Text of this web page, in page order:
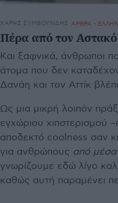
ΧΆΡΗΣ ΣΥΜΒΟΥΛΊΔΗΣ ΑΡΘΡΑ -
Πέρα από τον Αστακό
Και ξαφνικά, άνθρωποι
άτομα που δεν
Δανάη και τον Αττίκ
Ως μια μικρή λοιπόν
εγχώριου χιπστερισμού
αποδεκτό coolness σαν
για ανθρώπους από
γνωρίζουμε εδώ λίγο
καθώς αυτή παραμένει